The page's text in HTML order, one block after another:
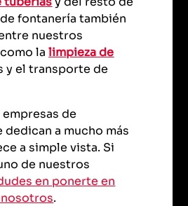
fontanería también
nuestros
lalimpieza de
y el transporte de
de
dedican a mucho más
a simple vista. Si
de nuestros
en ponerte en
.